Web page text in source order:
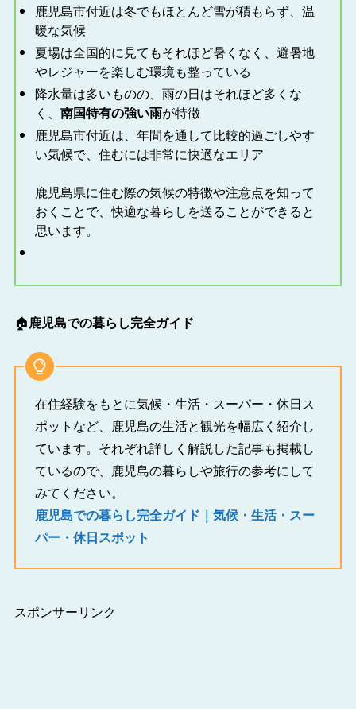
鹿児島市付近は冬でもほとんど雪が積もらず、温
暖な気候
夏場は全国的に見てもそれほど暑くなく、避暑地
やレジャーを楽しむ環境も整っている
降水量は多いものの、雨の日はそれほど多くな
く、 南国特有の強い雨が特徴
鹿児島市付近は、年間を通して比較的過ごしやす
い気候で、住むには非常に快適なエリア
鹿児島県に住む際の気候の特徴や注意点を知って
おくことで、快適な暮らしを送ることができると
思います。
🏠鹿児島での暮らし完全ガイド
在住経験をもとに気候・生活・スーパー・休日ス
ポットなど、鹿児島の生活と観光を幅広く紹介し
ています。それぞれ詳しく解説した記事も掲載し
ているので、鹿児島の暮らしや旅行の参考にして
みてください。
鹿児島での暮らし完全ガイド｜気候・生活・スー
パー・休日スポット
スポンサーリンク